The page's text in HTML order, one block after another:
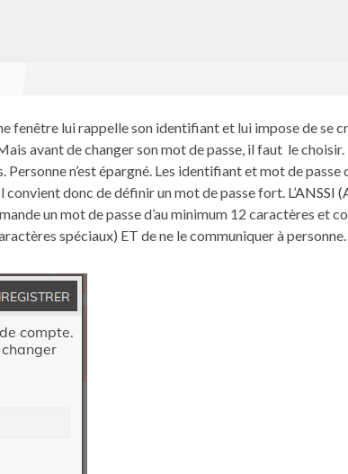
fenêtre lui rappelle son identifiant et lui impose de se
avant de changer son mot de passe, il faut le choisir.
n’est épargné. Les identifiant et mot de passe
donc de définir un mot de passe fort. L’ANSSI
un mot de passe d’au minimum 12 caractères et
spéciaux) ET de ne le communiquer à personne.